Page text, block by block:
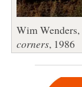
Wim Wenders,
corners, 1986